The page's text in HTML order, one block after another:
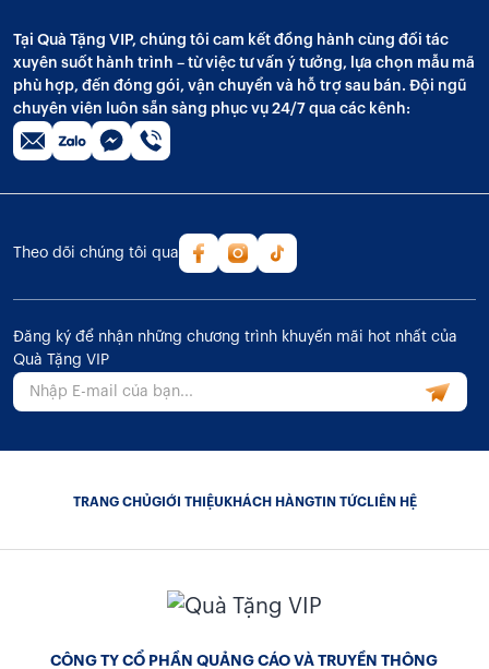
Tại Quà Tặng VIP, chúng tôi cam kết đồng hành cùng đối tác
xuyên suốt hành trình – từ việc tư vấn ý tưởng, lựa chọn mẫu mã
phù hợp, đến đóng gói, vận chuyển và hỗ trợ sau bán. Đội ngũ
chuyên viên luôn sẵn sàng phục vụ 24/7 qua các kênh:
Theo dõi chúng tôi qua
Đăng ký để nhận những chương trình khuyến mãi hot nhất của
Quà Tặng VIP
TRANG CHỦGIỚI THIỆU KHÁCH HÀNGTIN TỨCLIÊN HỆ
CÔNG TY CỔ PHẦN QUẢNG CÁO VÀ TRUYỀN THÔNG